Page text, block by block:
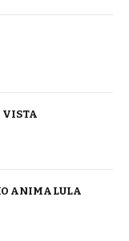
VISTA
ANIMA LULA